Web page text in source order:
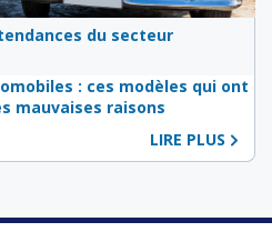
du secteur
: ces modèles qui ont
mauvaises raisons
LIRE PLUS